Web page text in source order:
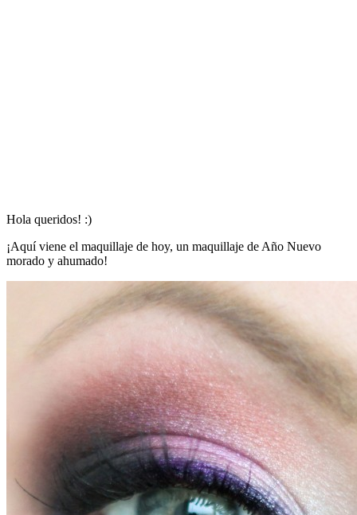
Hola queridos! :)
¡Aquí viene el maquillaje de hoy, un maquillaje de Año Nuevo
morado y ahumado!